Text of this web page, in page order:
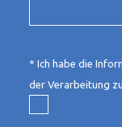
* Ich habe die
der Verarbeitung